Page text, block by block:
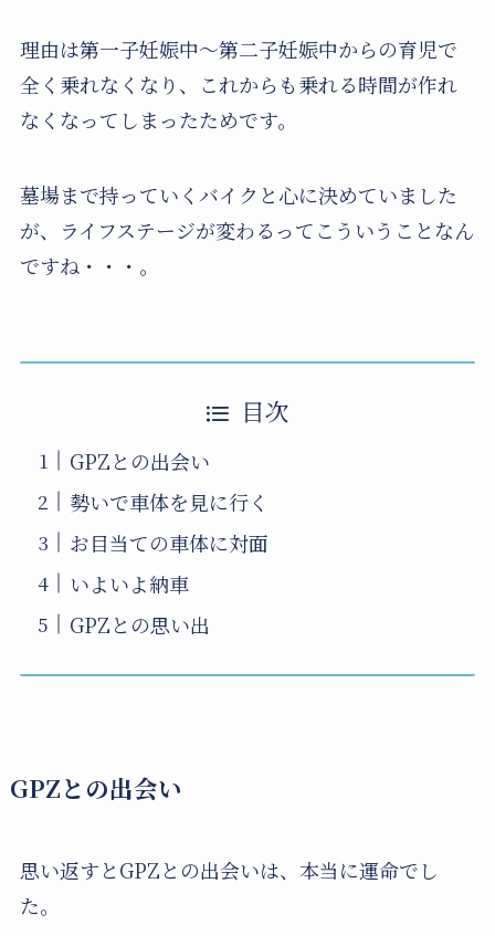
理由は第一子妊娠中〜第二子妊娠中からの育児で
全く乗れなくなり、これからも乗れる時間が作れ
なくなってしまったためです。
墓場まで持っていくバイクと心に決めていました
が、ライフステージが変わるってこういうことなん
ですね・・・。
目次
GPZとの出会い
勢いで車体を見に行く
お目当ての車体に対面
いよいよ納車
GPZとの思い出
GPZとの出会い
思い返すとGPZとの出会いは、本当に運命でし
た。